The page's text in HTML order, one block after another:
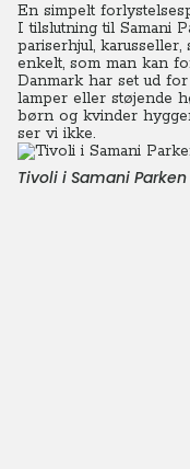
En simpelt
I tilslutning til Samani
pariserhjul, karusseller,
enkelt, som man kan
Danmark har set ud
lamper eller støjende
børn og kvinder
ser vi ikke.
Tivoli i Samani Parken